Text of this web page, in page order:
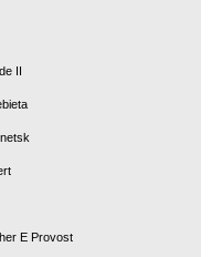
II
E Provost